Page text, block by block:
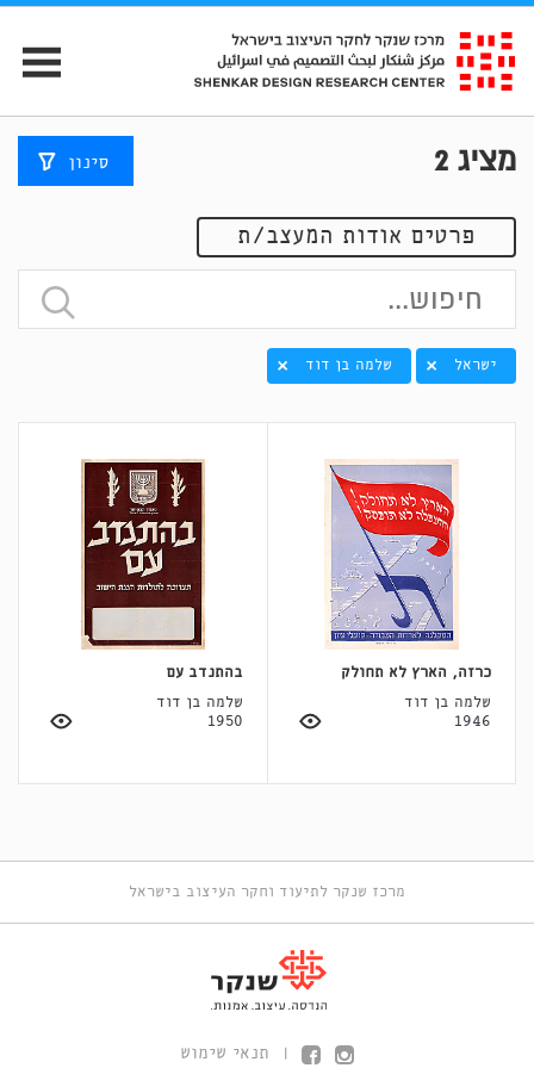
מציג 2 סינון
פרטים אודות המעצב/ת
ישראל שלמה בן דוד
כרזה, הארץ לא תחולק
שלמה בן דוד
1946
בהתנדב עם
שלמה בן דוד
1950
מרכז שנקר לתיעוד וחקר העיצוב בישראל
תנאי שימוש